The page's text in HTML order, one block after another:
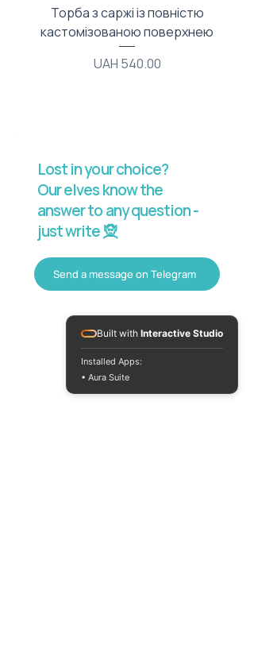
Торба з саржі із повністю
кастомізованою поверхнею
Price
UAH 540.00
Lost in your choice?
Our elves know the
answer to any question -
just write 🧝
Send a message on Telegram
Built with Interactive Studio
Installed Apps:
• Aura Suite